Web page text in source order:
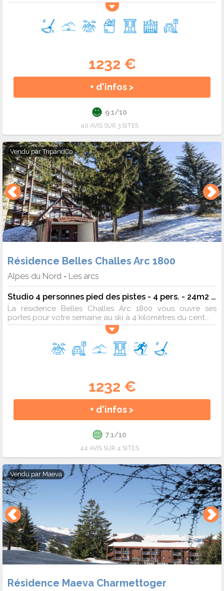
1232 €
+ d'infos >
9.1/10
40 AVIS SUR 3 SITES
Vendu parTripandCo
Résidence Belles Challes Arc 1800
Alpes du Nord - Les arcs
Studio 4 personnes pied des pistes - 4 pers. - 24m2 - TV
La résidence Belles Challes Arc 1800 vous ouvre ses
portes pour votre semaine au ski à 4 kilomètres du cent...
1232 €
+ d'infos >
7.1/10
44 AVIS SUR 4 SITES
Vendu par Maeva
Résidence Maeva Charmettoger